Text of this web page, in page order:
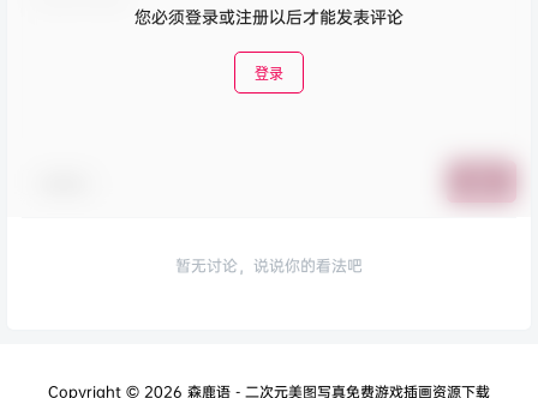
您必须登录或注册以后才能发表评论
登录
暂无讨论，说说你的看法吧
Copyright © 2026 森鹿语 - 二次元美图写真免费游戏插画资源下载